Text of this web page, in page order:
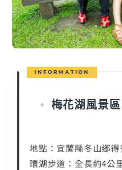
梅花湖風景區
地點：宜蘭縣冬山鄉
環湖步道：全長約4公